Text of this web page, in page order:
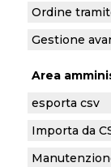
Ordine
Gestione
Area
esporta csv
Importa da